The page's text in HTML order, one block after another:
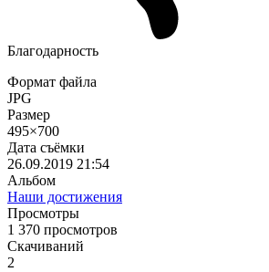
Благодарность
Формат файла
JPG
Размер
495×700
Дата съёмки
26.09.2019 21:54
Альбом
Наши достижения
Просмотры
1 370 просмотров
Скачиваний
2